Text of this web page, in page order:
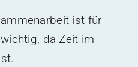
ist für
da Zeit im